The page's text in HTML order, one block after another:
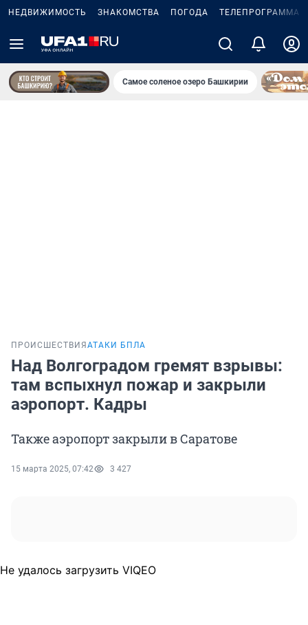
НЕДВИЖИМОСТЬ ЗНАКОМСТВА ПОГОДА ТЕЛЕПРОГРАММА
Самое соленое озеро Башкирии
ПРОИСШЕСТВИЯ АТАКИ БПЛА
Над Волгоградом гремят взрывы:
там вспыхнул пожар и закрыли
аэропорт. Кадры
Также аэропорт закрыли в Саратове
15 марта 2025, 07:42 3 427
Не удалось загрузить VIQEO